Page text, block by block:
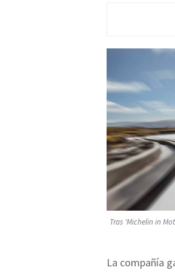
Tras 'Michelin in
La compañía